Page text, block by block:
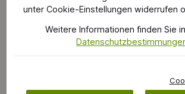
unter Cookie-Einstellungen widerrufen
Weitere Informationen finden Sie